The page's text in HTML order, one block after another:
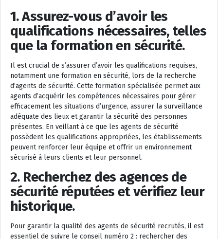
1. Assurez-vous d’avoir les
qualifications nécessaires, telles
que la formation en sécurité.
Il est crucial de s’assurer d’avoir les qualifications requises,
notamment une formation en sécurité, lors de la recherche
d’agents de sécurité. Cette formation spécialisée permet aux
agents d’acquérir les compétences nécessaires pour gérer
efficacement les situations d’urgence, assurer la surveillance
adéquate des lieux et garantir la sécurité des personnes
présentes. En veillant à ce que les agents de sécurité
possèdent les qualifications appropriées, les établissements
peuvent renforcer leur équipe et offrir un environnement
sécurisé à leurs clients et leur personnel.
2. Recherchez des agences de
sécurité réputées et vérifiez leur
historique.
Pour garantir la qualité des agents de sécurité recrutés, il est
essentiel de suivre le conseil numéro 2 : rechercher des